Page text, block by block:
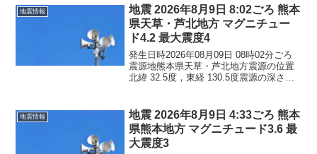
地震情報
地震 2026年8月9日 8:02ごろ 熊本
県天草・芦北地方 マグニチュー
ド4.2 最大震度4
発生日時2026年08月09日 08時02分ごろ
震源地熊本県天草・芦北地方震源の位置
北緯 32.5度，東経 130.5度震源の深さ約
はありません。震度4熊本県...
地震情報
地震 2026年8月9日 4:33ごろ 熊本
県熊本地方 マグニチュード3.6 最
大震度3